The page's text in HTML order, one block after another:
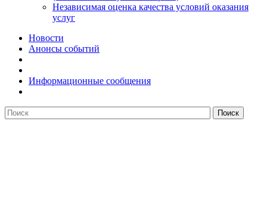
Независимая оценка качества условий оказания
услуг
Новости
Анонсы событий
Информационные сообщения